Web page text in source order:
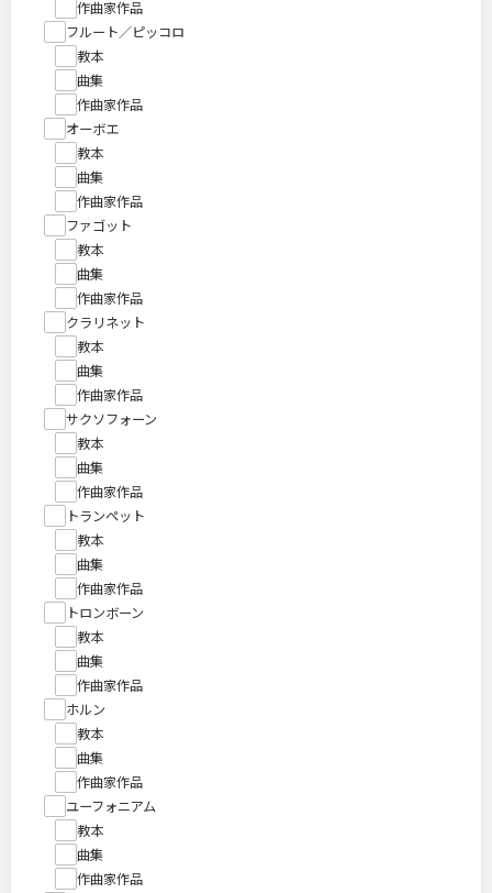
作曲家作品
フルート／ピッコロ
教本
曲集
作曲家作品
オーボエ
教本
曲集
作曲家作品
ファゴット
教本
曲集
作曲家作品
クラリネット
教本
曲集
作曲家作品
サクソフォーン
教本
曲集
作曲家作品
トランペット
教本
曲集
作曲家作品
トロンボーン
教本
曲集
作曲家作品
ホルン
教本
曲集
作曲家作品
ユーフォニアム
教本
曲集
作曲家作品